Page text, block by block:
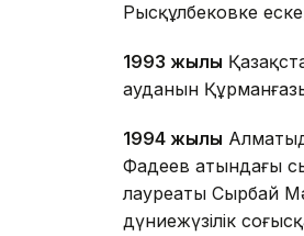
Рысқұлбековке
1993 жылы
ауданын
1994 жылы
Фадеев атындағы
лауреаты Сырбай
дүниежүзілік